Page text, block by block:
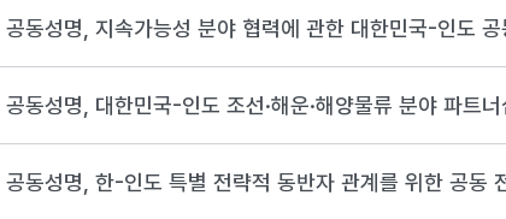
동성명, 지속가능성 분야 협력에 관한 대한민국-인도 공
동성명, 한-인도 특별 전략적 동반자 관계를 위한 공동